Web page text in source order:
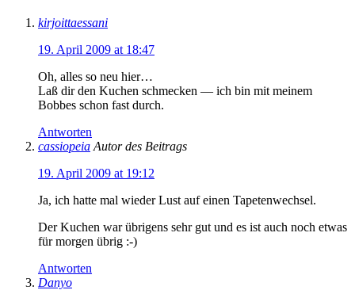
kirjoittaessani
19. April 2009 at 18:47
Oh, alles so neu hier…
Laß dir den Kuchen schmecken — ich bin mit meinem
Bobbes schon fast durch.
Antworten
cassiopeia Autor des Beitrags
19. April 2009 at 19:12
Ja, ich hatte mal wieder Lust auf einen Tapetenwechsel.
Der Kuchen war übrigens sehr gut und es ist auch noch etwas
für morgen übrig :-)
Antworten
Danyo